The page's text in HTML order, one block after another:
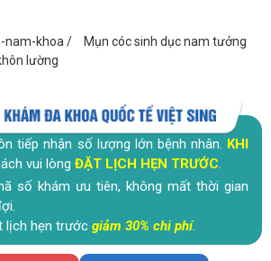
nam-khoa /
Mụn cóc sinh dục nam tưởng
lường
tiếp nhận số lượng lớn bệnh nhân. KHI
vui lòng ĐẶT LỊCH HẸN TRƯỚC.
số khám ưu tiên, không mất thời gian
lịch hẹn trước giảm 30% chi phí.